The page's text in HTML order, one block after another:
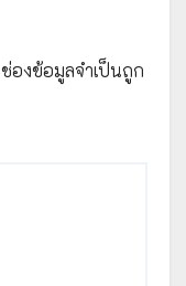
ช่องข้อมูลจำเป็นถูก